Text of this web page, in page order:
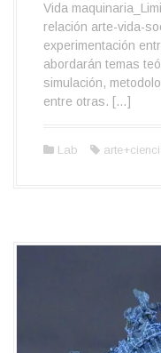
Vida
relación arte-vida-
experimentación
abordarán temas
simulación,
entre otras. […]
Lab